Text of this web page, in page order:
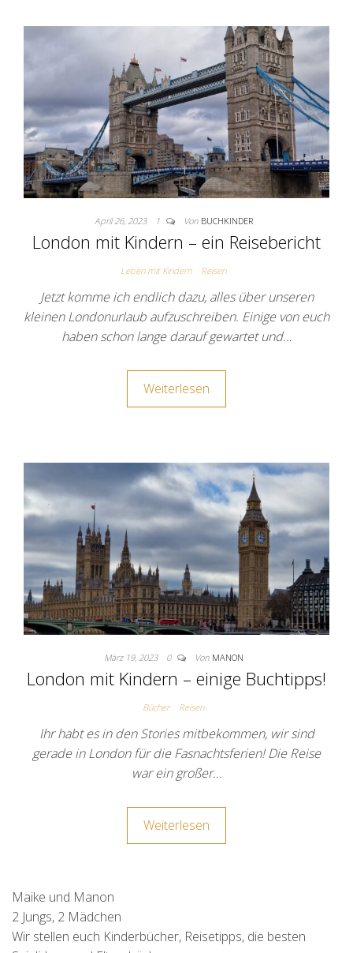
April 26, 2023 1 Von BUCHKINDER
London mit Kindern – ein Reisebericht
Leben mit Kindern Reisen
Jetzt komme ich endlich dazu, alles über unseren
kleinen Londonurlaub aufzuschreiben. Einige von euch
haben schon lange darauf gewartet und…
Weiterlesen
März 19, 2023 0 Von MANON
London mit Kindern – einige Buchtipps!
Bücher Reisen
Ihr habt es in den Stories mitbekommen, wir sind
gerade in London für die Fasnachtsferien! Die Reise
war ein großer…
Weiterlesen
Maike und Manon
2 Jungs, 2 Mädchen
Wir stellen euch Kinderbücher, Reisetipps, die besten